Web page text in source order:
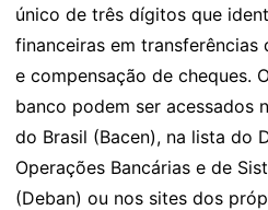
único de três dígitos que
financeiras em transferências
e compensação de cheques.
banco podem ser acessados
do Brasil (Bacen), na lista do
Operações Bancárias e de
(Deban) ou nos sites dos